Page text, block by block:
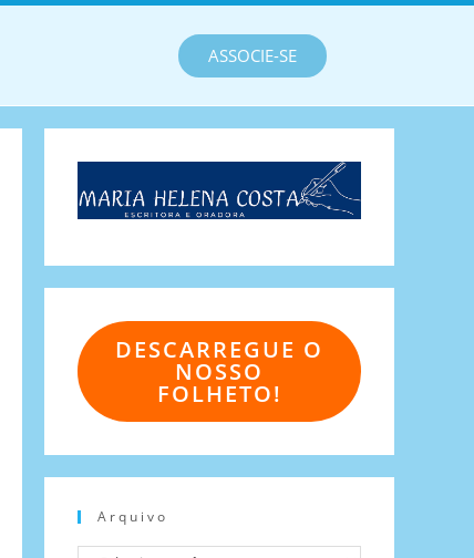
ASSOCIE-SE
DESCARREGUE O
NOSSO
FOLHETO!
Arquivo